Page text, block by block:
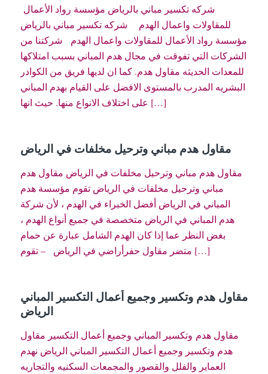
للمقاولات واعمال الهدم شركه تكسير مباني بالرياض
مؤسسة رواد الأعمال للمقاولات واعمال الهدم شركتنا من
الشركات التي تفوقت في مجال هدم المباني بسبب امتلاكها
للمعدات الحديثه مقاول هدم. كما ان لديها فريق من الكوادر
البشريه المدرب بالمستوى الافضل على القيام بهدم المباني
على اختلاف الانواع منها. حيث انها […]
مقاول هدم مباني وترحيل مخلفات في الرياض
مقاول هدم مباني وترحيل مخلفات في الرياض مقاول هدم
مباني وترحيل مخلفات في الرياض تقوم مؤسسة هدم
المباني في الرياض أفضل الخبراء في الهدم ، لأن شركة
هدم المباني في الرياض متخصصة في جميع أنواع الهدم ،
بغض النظر عما إذا كان الهدم الشامل عبارة عن حمام
متضر مقاول حفرأراضي في الرياض – تقوم […]
مقاول هدم وتكسير وجميع أعمال التكسير المباني
الرياض
مقاول هدم وتكسير المباني وجميع أعمال التكسير مقاول
هدم وتكسير وجميع أعمال التكسير المباني الرياض نهدم
العماير والفلل والقصور والمجمعات السكنيه والتجاريه